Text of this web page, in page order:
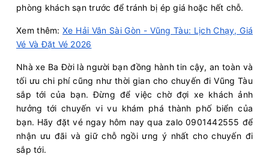
phòng khách sạn trước để tránh bị ép giá hoặc hết chỗ.
Xem thêm:Xe Hải Vân Sài Gòn - Vũng Tàu: Lịch Chạy, Giá
Vé Và Đặt Vé 2026
Nhà xe Ba Đời là người bạn đồng hành tin cậy, an toàn và
tối ưu chi phí cũng như thời gian cho chuyến đi Vũng Tàu
sắp tới của bạn. Đừng để việc chờ đợi xe khách ảnh
hưởng tới chuyến vi vu khám phá thành phố biển của
bạn. Hãy đặt vé ngay hôm nay qua zalo 0901442555 để
nhận ưu đãi và giữ chỗ ngồi ưng ý nhất cho chuyến đi
sắp tới.